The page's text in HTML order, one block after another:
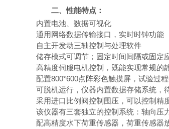
二、性能特点：
内置电池、数据可视化
通用网络数据传输接口 ， 实时时钟功能
自主开发动三轴控制与处理软件
储存模式可调节；固定时间间隔或固定
高精度伺服电机控制， 既能实现常规的
配置800*600点阵彩色触摸屏， 试验过
可脱机运行 ， 仪器内置数据存储系统，
采用进口比例阀控制围压， 可以控制 精
该仪器有三套独立的控制系统：轴向压
配高精度水下荷重传感器 ， 荷重传感器